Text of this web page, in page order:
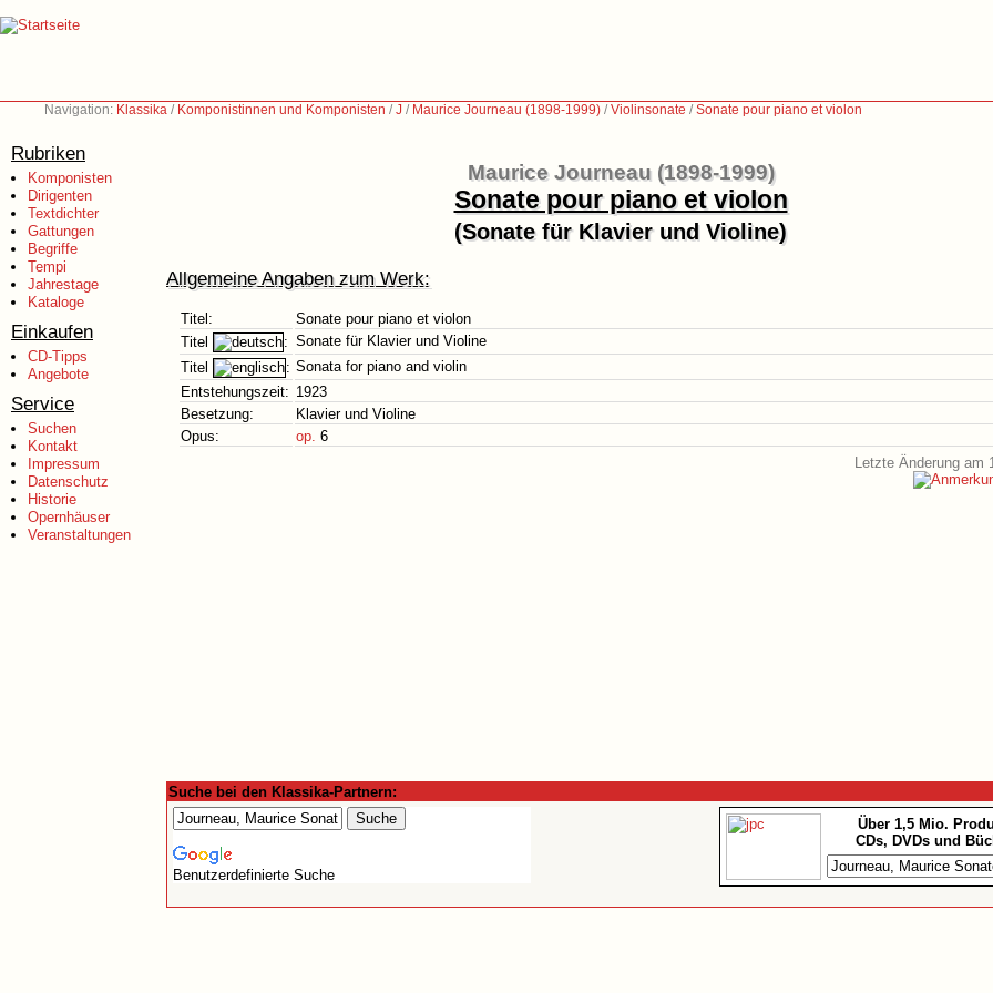
Navigation: Klassika / Komponistinnen und Komponisten /J / Maurice Journeau (1898-1999) /Violinsonate /Sonate pour piano et violon
Rubriken
Komponisten
Dirigenten
Textdichter
Gattungen
Begriffe
Tempi
Jahrestage
Kataloge
Einkaufen
CD-Tipps
Angebote
Service
Suchen
Kontakt
Impressum
Datenschutz
Historie
Opernhäuser
Veranstaltungen
Maurice Journeau (1898-1999)
Sonate pour piano et violon
(Sonate für Klavier und Violine)
Allgemeine Angaben zum Werk:
Titel:
Sonate pour piano et violon
Titel
: Sonate für Klavier und Violine
Titel
: Sonata for piano and violin
Entstehungszeit: 1923
Besetzung:
Klavier und Violine
Opus:
op. 6
Letzte Änderung am
Suche bei den Klassika-Partnern:
Benutzerdefinierte Suche
Über 1,5 Mio.
CDs, DVDs und